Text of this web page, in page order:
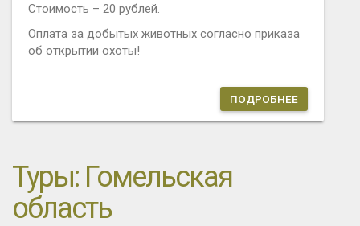
Стоимость – 20 рублей.
Оплата за добытых животных согласно приказа
об открытии охоты!
ПОДРОБНЕЕ
Туры: Гомельская
область